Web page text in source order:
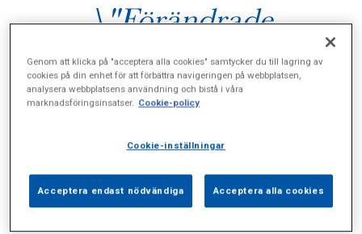
\"Förändrade
avföringsvanor\"
Genom att klicka på "acceptera alla cookies" samtycker du till lagring av
cookies på din enhet för att förbättra navigeringen på webbplatsen,
analysera webbplatsens användning och bistå i våra
marknadsföringsinsatser. Cookie-policy
Cookie-inställningar
Acceptera endast nödvändiga Acceptera alla cookies